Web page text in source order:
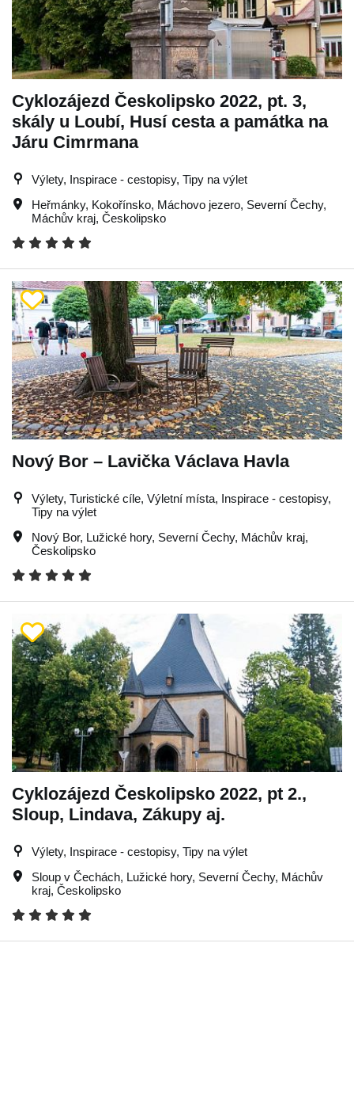
Cyklozájezd Českolipsko 2022, pt. 3,
skály u Loubí, Husí cesta a památka na
Járu Cimrmana
Výlety, Inspirace - cestopisy, Tipy na výlet
Heřmánky, Kokořínsko, Máchovo jezero, Severní Čechy,
Máchův kraj, Českolipsko
Nový Bor – Lavička Václava Havla
Výlety, Turistické cíle, Výletní místa, Inspirace - cestopisy,
Tipy na výlet
Nový Bor, Lužické hory, Severní Čechy, Máchův kraj,
Českolipsko
Cyklozájezd Českolipsko 2022, pt 2.,
Sloup, Lindava, Zákupy aj.
Výlety, Inspirace - cestopisy, Tipy na výlet
Sloup v Čechách, Lužické hory, Severní Čechy, Máchův
kraj, Českolipsko